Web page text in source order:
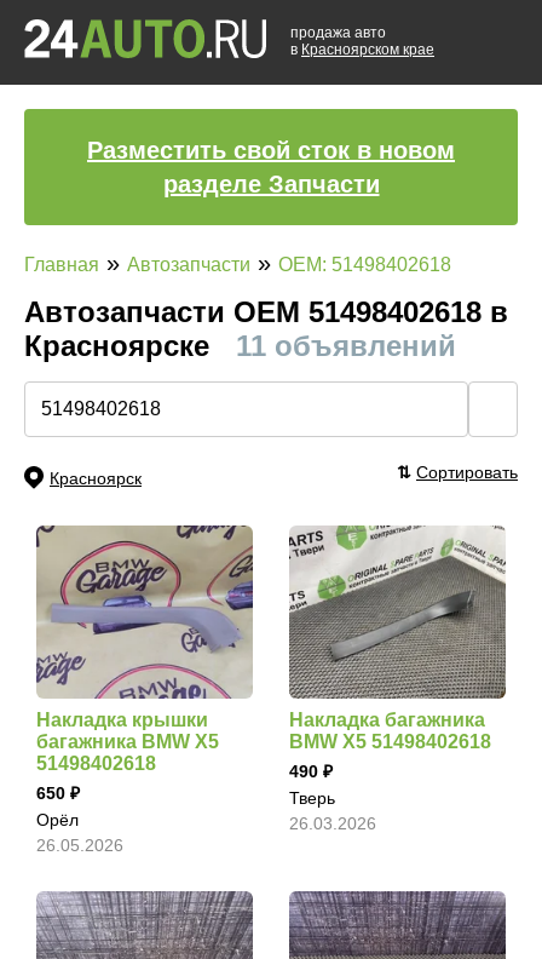
продажа авто
в Красноярском крае
Разместить свой сток в новом
разделе Запчасти
Главная » Автозапчасти » OEM: 51498402618
Автозапчасти ОЕМ 51498402618 в
Красноярске
11 объявлений
Красноярск ⇅ Сортировать
Накладка крышки
багажника BMW X5
51498402618
650
Орёл
26.05.2026
Накладка багажника
BMW X5 51498402618
490
Тверь
26.03.2026